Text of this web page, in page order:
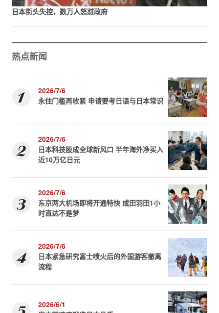
日本街头失控，数万人怒怼政府
热点新闻
2026/7/6
永住门槛再收紧 申请要考日语与日本常识
2026/7/6
日本科技股成全球新风口 半年海外净买入
近10万亿日元
2026/7/6
东京两大机场即将开通特快 成田羽田1小
时直达不是梦
2026/7/6
日本紧急研究富士喷火后的外国游客撤离
流程
2026/6/1